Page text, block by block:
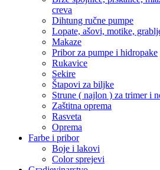
creva
Dihtung ručne pumpe
Lopate, ašovi, motike,
Makaze
Pribor za pumpe i hidropake
Rukavice
Sekire
Štapovi za biljke
Strune ( najlon ) za trimer i
Zaštitna oprema
Rasveta
Oprema
Farbe i pribor
Boje i lakovi
Color sprejevi